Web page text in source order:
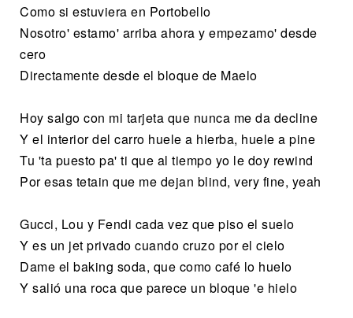
Como si estuviera en Portobello
Nosotro' estamo' arriba ahora y empezamo' desde
cero
Directamente desde el bloque de Maelo
Hoy salgo con mi tarjeta que nunca me da decline
Y el interior del carro huele a hierba, huele a pine
Tu 'ta puesto pa' ti que al tiempo yo le doy rewind
Por esas tetain que me dejan blind, very fine, yeah
Gucci, Lou y Fendi cada vez que piso el suelo
Y es un jet privado cuando cruzo por el cielo
Dame el baking soda, que como café lo huelo
Y salió una roca que parece un bloque 'e hielo